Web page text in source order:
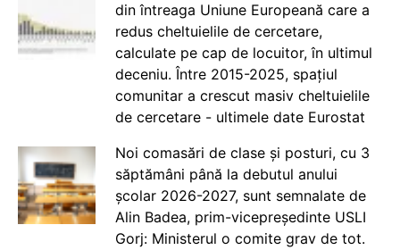
din întreaga Uniune Europeană care a
redus cheltuielile de cercetare,
calculate pe cap de locuitor, în ultimul
deceniu. Între 2015-2025, spațiul
comunitar a crescut masiv cheltuielile
de cercetare - ultimele date Eurostat
Noi comasări de clase și posturi, cu 3
săptămâni până la debutul anului
școlar 2026-2027, sunt semnalate de
Alin Badea, prim-vicepreședinte USLI
Gorj: Ministerul o comite grav de tot.